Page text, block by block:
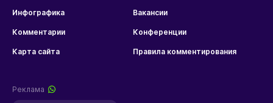
Инфографика Вакансии
Комментарии Конференции
Карта сайта Правила комментирования
Реклама